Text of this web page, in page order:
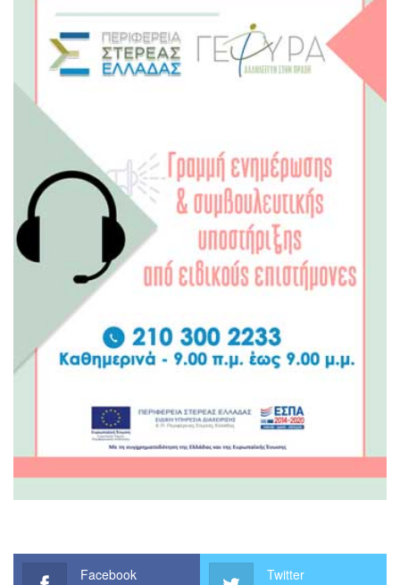
Facebook Twitter